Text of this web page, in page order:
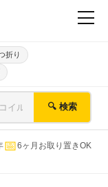
折り
🔍 検索
📅6ヶ月お取り置きOK